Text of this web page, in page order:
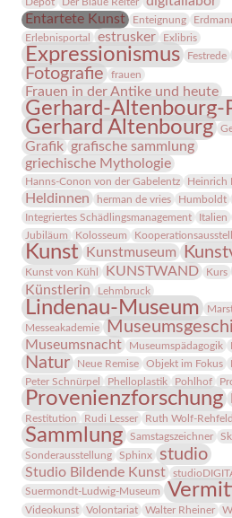
Entartete Kunst
Enteignung
Erlebnisportal
estrusker Exlibris
Expressionismus Festrede
Fotografie frauen
Frauen in der Antike und heute
Gerhard-Altenbourg-
Gerhard Altenbourg
Grafik grafische sammlung
griechische Mythologie
Hanns-Conon von der Gabelentz Heinrich
Heldinnen herman de vries Humboldt
Integriertes Schädlingsmanagement
Italien
Jubiläum
Kolosseum
Kunst Kunstmuseum
Kunst von Kühl KUNSTWAND Kurs
Künstlerin Lehmbruck
Lindenau-Museum
Messeakademie
Museumsnacht Museumspädagogik
Natur Neue Remise Objekt im Fokus
Peter Schnürpel
Phelloplastik Pohlhof
Provenienzforschung
Restitution Rudi Lesser Ruth Wolf-Rehfeld
Sammlung Samstagszeichner
Sonderausstellung
Sphinx studio
Studio Bildende Kunst
Suermondt-Ludwig-Museum
Videokunst
Volontariat Walter Rheiner